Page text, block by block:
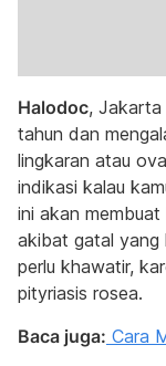
Halodoc, Jakarta
tahun dan
lingkaran atau
indikasi kalau
ini akan
akibat gatal yang
perlu khawatir,
pityriasis rosea.
Baca juga: Cara